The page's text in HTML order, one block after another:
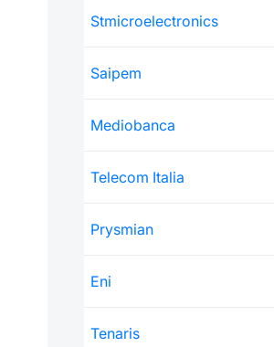
Stmicroelectronics
Saipem
Mediobanca
Telecom Italia
Prysmian
Eni
Tenaris